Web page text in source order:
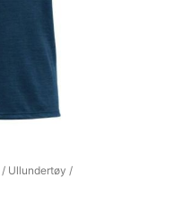
/ Ullundertøy /